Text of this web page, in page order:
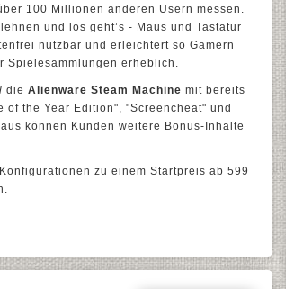
100 Millionen anderen Usern messen.
und los geht’s - Maus und Tastatur
nutzbar und erleichtert so Gamern
Spielesammlungen erheblich.
die Alienware Steam Machine mit bereits
of the Year Edition", "Screencheat" und
können Kunden weitere Bonus-Inhalte
zu einem Startpreis ab 599